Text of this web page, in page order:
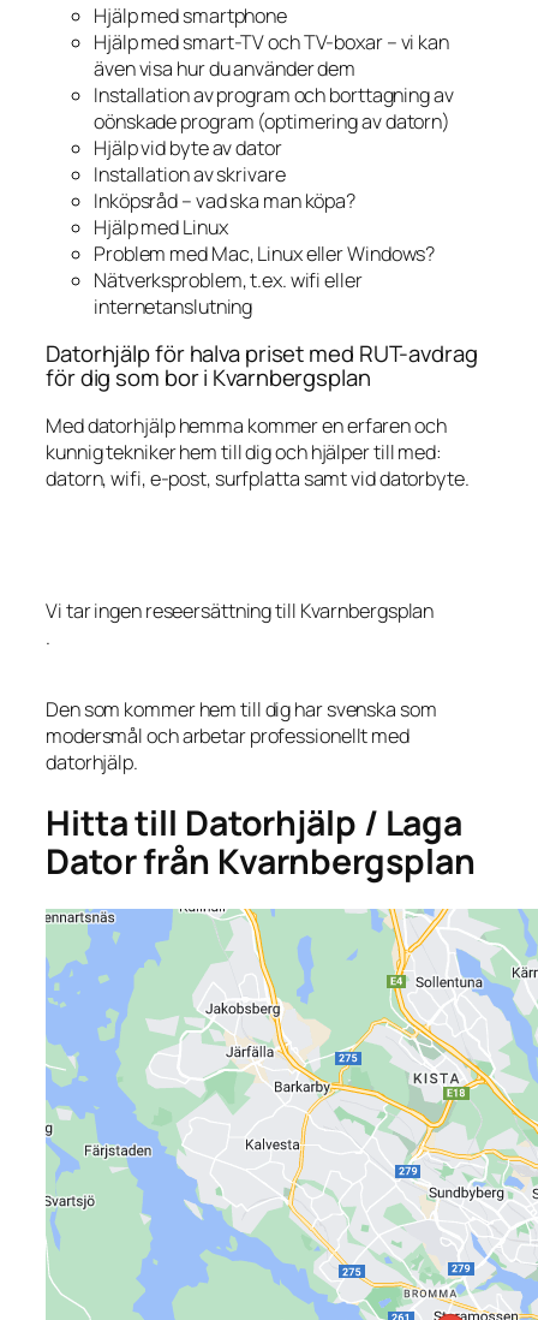
Hjälp med smartphone
Hjälp med smart-TV och TV-boxar – vi kan
även visa hur du använder dem
Installation av program och borttagning av
oönskade program (optimering av datorn)
Hjälp vid byte av dator
Installation av skrivare
Inköpsråd – vad ska man köpa?
Hjälp med Linux
Problem med Mac, Linux eller Windows?
Nätverksproblem, t.ex. wifi eller
internetanslutning
Datorhjälp för halva priset med RUT-avdrag
för dig som bor i Kvarnbergsplan
Med datorhjälp hemma kommer en erfaren och
kunnig tekniker hem till dig och hjälper till med:
datorn, wifi, e-post, surfplatta samt vid datorbyte.
Vi tar ingen reseersättning till Kvarnbergsplan
.
Den som kommer hem till dig har svenska som
modersmål och arbetar professionellt med
datorhjälp.
Hitta till Datorhjälp / Laga
Dator från Kvarnbergsplan